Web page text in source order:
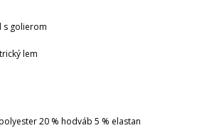
s golierom
lem
20 % hodváb 5 % elastan